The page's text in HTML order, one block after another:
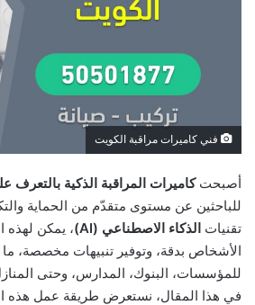
فني كاميرات مراقبة الكويت
أصبحتكاميرات المراقبة الذكية بالتعرف
للباحثين عن مستوى متقدّم من الحماية
تقنيات الذكاء الاصطناعي (AI)
، يمكن لهذه
الأشخاص بدقة، وتوفير تنبيهات مخصصة، ما
للمؤسسات، البنوك، المدارس، وحتى
في هذا المقال، نستعرض طريقة عمل هذه